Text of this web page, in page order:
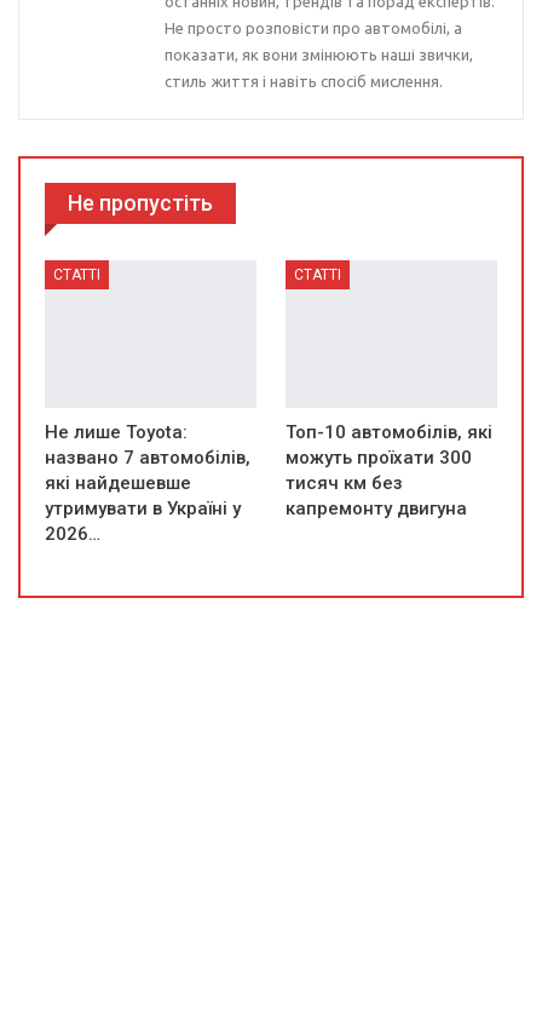
Не просто розповісти про автомобілі, а
показати, як вони змінюють наші звички,
стиль життя і навіть спосіб мислення.
Не пропустіть
СТАТТІ
Не лише Toyota:
названо 7 автомобілів,
які найдешевше
утримувати в Україні у
2026…
СТАТТІ
Топ-10 автомобілів, які
можуть проїхати 300
тисяч км без
капремонту двигуна